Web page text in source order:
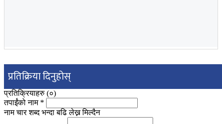
प्रतिक्रिया दिनुहोस्
प्रतिक्रियाहरु (०)
तपाईंको नाम *
नाम चार शब्द भन्दा बढि लेख्न मिल्दैन